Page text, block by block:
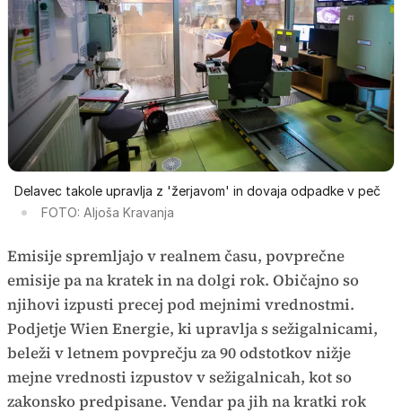
Delavec takole upravlja z 'žerjavom' in dovaja odpadke v peč
FOTO: Aljoša Kravanja
Emisije spremljajo v realnem času, povprečne
emisije pa na kratek in na dolgi rok. Običajno so
njihovi izpusti precej pod mejnimi vrednostmi.
Podjetje Wien Energie, ki upravlja s sežigalnicami,
beleži v letnem povprečju za 90 odstotkov nižje
mejne vrednosti izpustov v sežigalnicah, kot so
zakonsko predpisane. Vendar pa jih na kratki rok